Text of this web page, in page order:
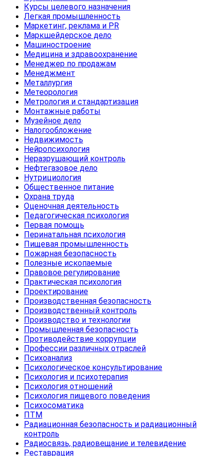
Курсы целевого назначения
Легкая промышленность
Маркетинг, реклама и PR
Маркшейдерское дело
Машиностроение
Медицина и здравоохранение
Менеджер по продажам
Менеджмент
Металлургия
Метеорология
Метрология и стандартизация
Монтажные работы
Музейное дело
Налогообложение
Недвижимость
Нейропсихология
Неразрушающий контроль
Нефтегазовое дело
Нутрициология
Общественное питание
Охрана труда
Оценочная деятельность
Педагогическая психология
Первая помощь
Перинатальная психология
Пищевая промышленность
Пожарная безопасность
Полезные ископаемые
Правовое регулирование
Практическая психология
Проектирование
Производственная безопасность
Производственный контроль
Производство и технологии
Промышленная безопасность
Противодействие коррупции
Профессии различных отраслей
Психоанализ
Психологическое консультирование
Психология и психотерапия
Психология отношений
Психология пищевого поведения
Психосоматика
ПТМ
Радиационная безопасность и радиационный
контроль
Радиосвязь, радиовещание и телевидение
Реставрация